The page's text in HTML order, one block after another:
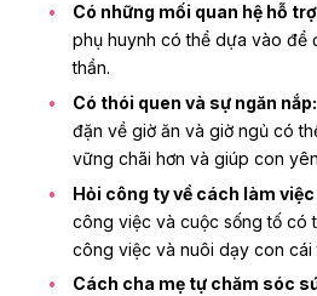
Có những mối quan hệ hỗ
phụ huynh có thể dựa vào để
thần.
Có thói quen và sự ngăn nắp:
đặn về giờ ăn và giờ ngủ có
vững chãi hơn và giúp con
Hỏi công ty về cách làm
công việc và cuộc sống tố có
công việc và nuôi dạy con cái
Cách cha mẹ tự chăm sóc